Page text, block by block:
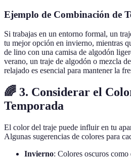
Ejemplo de Combinación de
Si trabajas en un entorno formal, un
tu mejor opción en invierno, mientras
de lino con una camisa de algodón
verano, un traje de algodón o mezcla
relajado es esencial para mantener la
🌈 3. Considerar el
Temporada
El color del traje puede influir en tu
Algunas sugerencias de colores para
Invierno: Colores oscuros